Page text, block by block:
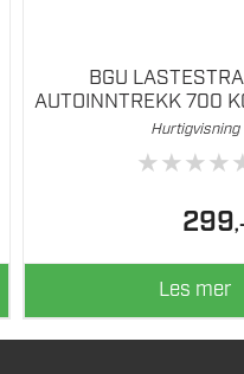
BGU
AUTOINNTREKK 700
Hurtigvisning
★★★★
299
Les mer